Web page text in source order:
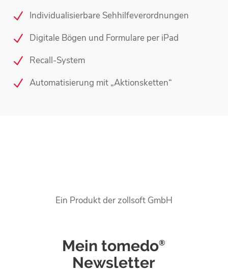
Individualisierbare Sehhilfeverordnungen
Digitale Bögen und Formulare per iPad
Recall-System
Automatisierung mit „Aktionsketten“
Ein Produkt der zollsoft GmbH
Mein tomedo®
Newsletter